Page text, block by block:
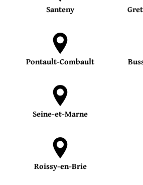
Santeny
Pontault-Combault
Seine-et-Marne
Roissy-en-Brie